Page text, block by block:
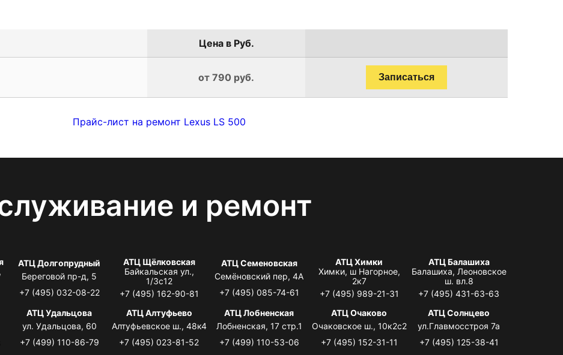
Цена в Руб.
от 790 руб. Записаться
Прайс-лист на ремонт Lexus LS 500
и ремонт
АТЦ Долгопрудный
Береговой пр-д, 5
+7 (495) 032-08-22
АТЦ Щёлковская
Байкальская ул.,
1/3с12
+7 (495) 162-90-81
АТЦ Семеновская
Семёновский пер, 4А
+7 (495) 085-74-61
АТЦ Химки
Химки, ш Нагорное,
2к7
+7 (495) 989-21-31
АТЦ Балашиха
Балашиха, Леоновское
ш. вл.8
+7 (495) 431-63-63
АТЦ Удальцова
ул. Удальцова, 60
+7 (499) 110-86-79
АТЦ Алтуфьево
Алтуфьевское ш., 48к4
+7 (495) 023-81-52
АТЦ Лобненская
Лобненская, 17 стр.1
+7 (499) 110-53-06
АТЦ Очаково
Очаковское ш., 10к2с2
+7 (495) 152-31-11
АТЦ Солнцево
ул.Главмосстроя 7а
+7 (495) 125-38-41